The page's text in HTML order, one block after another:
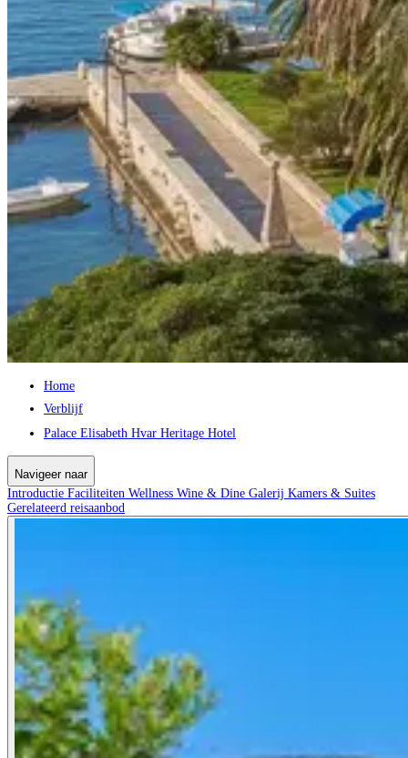
Home
Verblijf
Palace Elisabeth Hvar Heritage Hotel
Navigeer naar
Introductie Faciliteiten Wellness Wine & Dine Galerij Kamers & Suites
Gerelateerd reisaanbod